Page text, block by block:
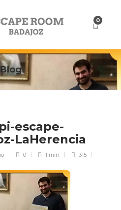
0
Blog
escape-
LaHerencia
0 1 min 315